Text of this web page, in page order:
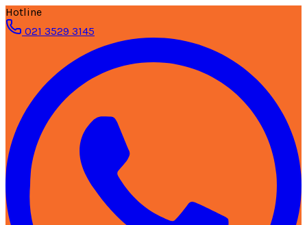
Hotline
021 3529 3145